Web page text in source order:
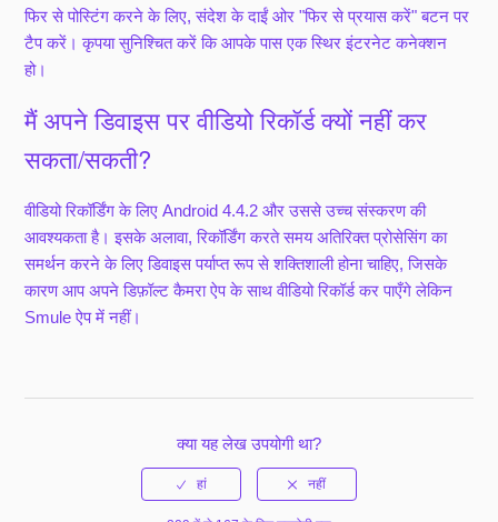
फिर से पोस्टिंग करने के लिए, संदेश के दाईं ओर "फिर से प्रयास करें" बटन पर
टैप करें। कृपया सुनिश्चित करें कि आपके पास एक स्थिर इंटरनेट कनेक्शन
हो।
मैं अपने डिवाइस पर वीडियो रिकॉर्ड क्यों नहीं कर
सकता/सकती?
वीडियो रिकॉर्डिंग के लिए Android 4.4.2 और उससे उच्च संस्करण की
आवश्यकता है। इसके अलावा, रिकॉर्डिंग करते समय अतिरिक्त प्रोसेसिंग का
समर्थन करने के लिए डिवाइस पर्याप्त रूप से शक्तिशाली होना चाहिए, जिसके
कारण आप अपने डिफ़ॉल्ट कैमरा ऐप के साथ वीडियो रिकॉर्ड कर पाएँगे लेकिन
Smule ऐप में नहीं।
क्या यह लेख उपयोगी था?